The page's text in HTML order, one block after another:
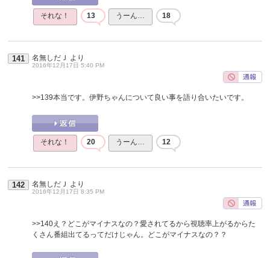
それな！ 13 うーん… 18
141 名無しだＪ より
2016年12月17日 5:40 PM
>>139本当です。伊野ちゃんについて良い事を語り合いたいです。
それな！ 20 うーん… 12
142 名無しだＪ より
2016年12月17日 8:35 PM
>>140え？どこがマイナスなの？愛されてるから視聴率上がるからた
くさん番組出てるってだけじゃん。どこがマイナスなの？？